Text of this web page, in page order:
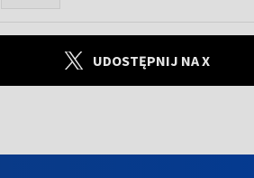
UDOSTĘPNIJ NA X